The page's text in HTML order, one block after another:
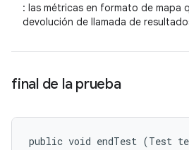
: las métricas en formato de mapa
devolución de llamada de
final de la prueba
public void endTest (Test